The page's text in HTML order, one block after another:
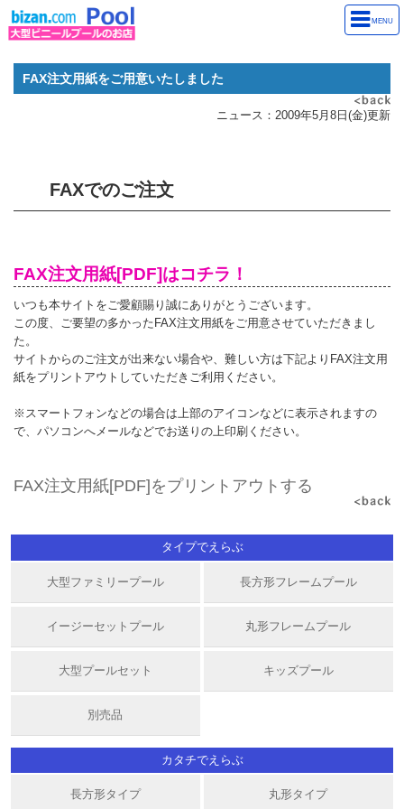
MENU
FAX注文用紙をご用意いたしました
ニュース：2009年5月8日(金)更新
FAXでのご注文
FAX注文用紙[PDF]はコチラ！
いつも本サイトをご愛顧賜り誠にありがとうございます。
この度、ご要望の多かったFAX注文用紙をご用意させていただきまし
た。
サイトからのご注文が出来ない場合や、難しい方は下記よりFAX注文用
紙をプリントアウトしていただきご利用ください。
※スマートフォンなどの場合は上部のアイコンなどに表示されますの
で、パソコンへメールなどでお送りの上印刷ください。
FAX注文用紙[PDF]をプリントアウトする
タイプでえらぶ
大型ファミリープール 長方形フレームプール
イージーセットプール 丸形フレームプール
大型プールセット キッズプール
別売品
カタチでえらぶ
長方形タイプ 丸形タイプ